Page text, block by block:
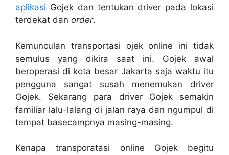
aplikasi Gojek dan tentukan driver pada lokasi
terdekat dan order.
Kemunculan transportasi ojek online ini tidak
semulus yang dikira saat ini. Gojek awal
beroperasi di kota besar Jakarta saja waktu itu
pengguna sangat susah menemukan driver
Gojek. Sekarang para driver Gojek semakin
familiar lalu-lalang di jalan raya dan ngumpul di
tempat basecampnya masing-masing.
Kenapa transporatasi online Gojek begitu